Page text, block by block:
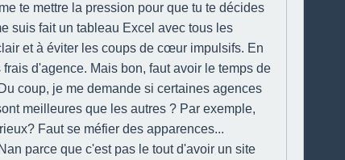
te mettre la pression pour que tu te décides
suis fait un tableau Excel avec tous les
et à éviter les coups de cœur impulsifs. En
d'agence. Mais bon, faut avoir le temps de
coup, je me demande si certaines agences
meilleures que les autres ? Par exemple,
Faut se méfier des apparences...
parce que c'est pas le tout d'avoir un site